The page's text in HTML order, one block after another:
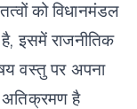
को विधानमंडल
है,इसमें राजनीतिक
वस्तु पर अपना
अतिक्रमण है